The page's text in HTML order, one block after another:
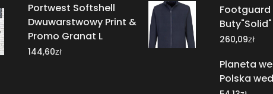
Portwest Softshell
Dwuwarstwowy Print &
Promo Granat L
144,60zł
Footguard
Buty"Solid"
260,09zł
Planeta
Polska